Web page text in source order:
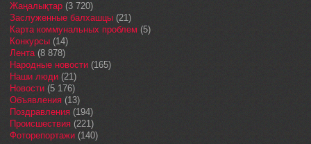
Жаңалықтар (3 720)
Заслуженные балхашцы (21)
Карта коммунальных проблем (5)
Конкурсы (14)
Лента(8 878)
Народные новости (165)
Наши люди (21)
Новости (5 176)
Объявления (13)
Поздравления (194)
Происшествия (221)
Фоторепортажи (140)